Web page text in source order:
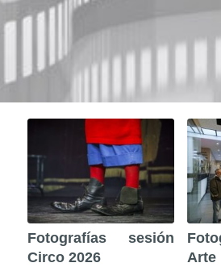
Fotografías sesión
Circo 2026